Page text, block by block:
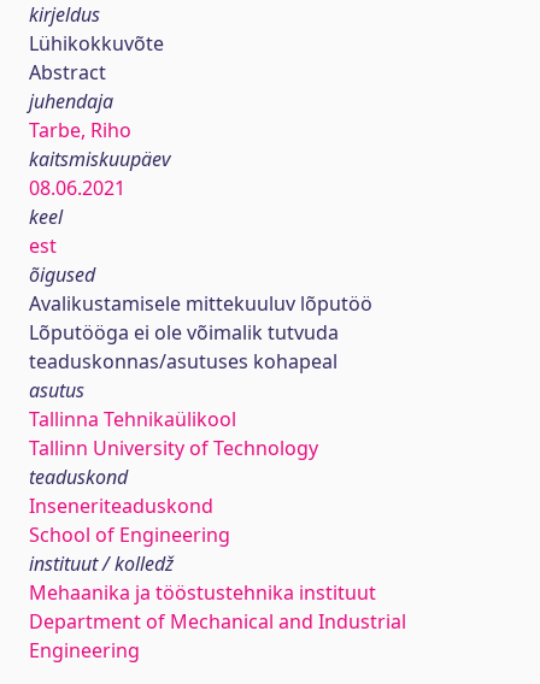
kirjeldus
Lühikokkuvõte
Abstract
juhendaja
Tarbe, Riho
kaitsmiskuupäev
08.06.2021
keel
est
õigused
Avalikustamisele mittekuuluv lõputöö
Lõputööga ei ole võimalik tutvuda
teaduskonnas/asutuses kohapeal
asutus
Tallinna Tehnikaülikool
Tallinn University of Technology
teaduskond
Inseneriteaduskond
School of Engineering
instituut / kolledž
Mehaanika ja tööstustehnika instituut
Department of Mechanical and Industrial
Engineering